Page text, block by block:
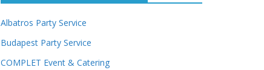
Albatros Party Service
Budapest Party Service
COMPLET Event & Catering